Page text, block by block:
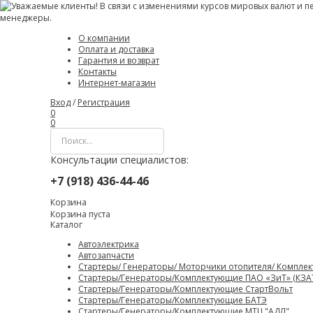
О компании
Оплата и доставка
Гарантия и возврат
Контакты
Интернет-магазин
Вход/ Регистрация
0
0
Консультации специалистов:
+7 (918) 436-44-46
Корзина
Корзина пуста
Каталог
Автоэлектрика
Автозапчасти
Стартеры/ Генераторы/ Моторчики отопителя/
Стартеры/Генераторы/Комплектующие ПАО «ЗиТ»
Стартеры/Генераторы/Комплектующие СтартВольт
Стартеры/Генераторы/Комплектующие БАТЭ